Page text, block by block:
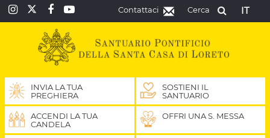
IT
Cerca
Contattaci
INVIA LA TUA
PREGHIERA
SOSTIENI IL
SANTUARIO
ACCENDI LA TUA
CANDELA
OFFRI UNA S. MESSA